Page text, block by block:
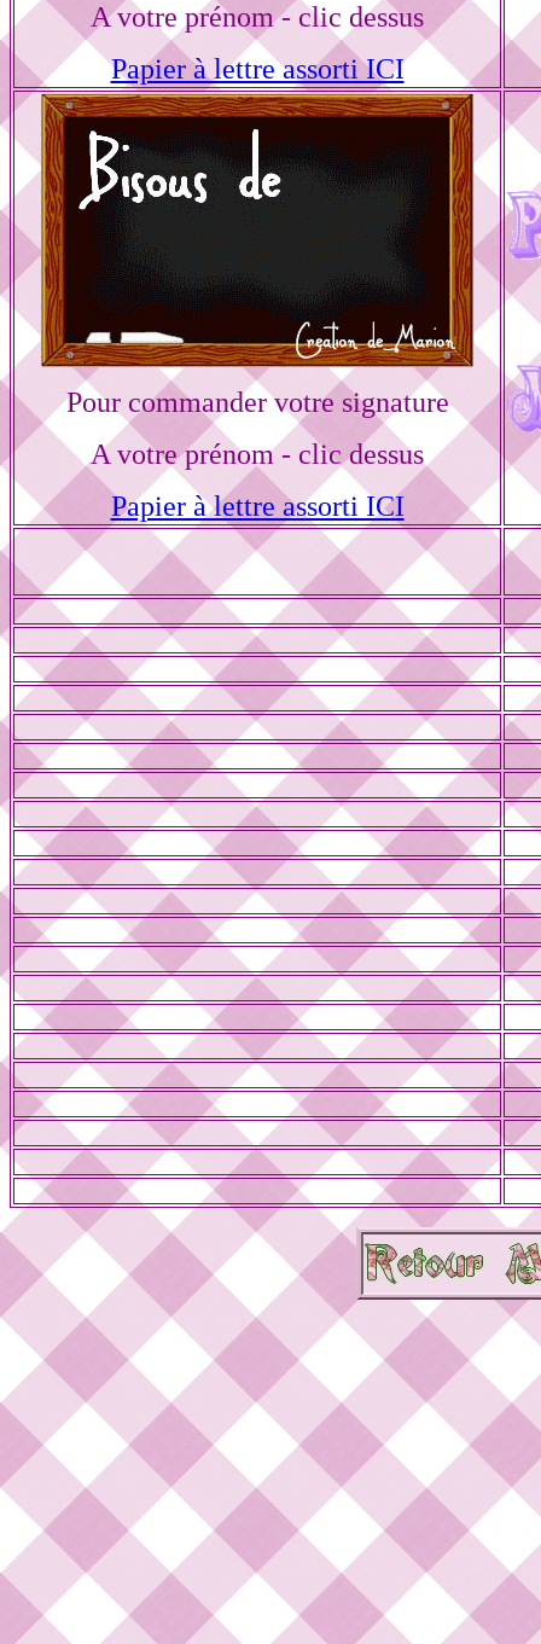
A votre prénom - clic dessus
Papier à lettre assorti ICI
Pour commander votre signature
A votre prénom - clic dessus
Papier à lettre assorti ICI